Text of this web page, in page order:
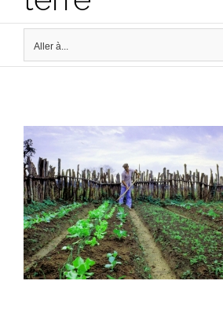
Aller à...